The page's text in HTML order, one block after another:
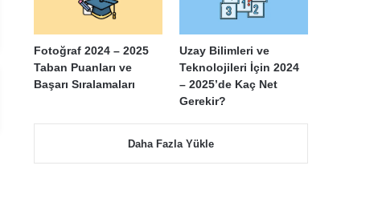
Fotoğraf 2024 – 2025
Taban Puanları ve
Başarı Sıralamaları
Uzay Bilimleri ve
Teknolojileri İçin 2024
– 2025’de Kaç Net
Gerekir?
Daha Fazla Yükle